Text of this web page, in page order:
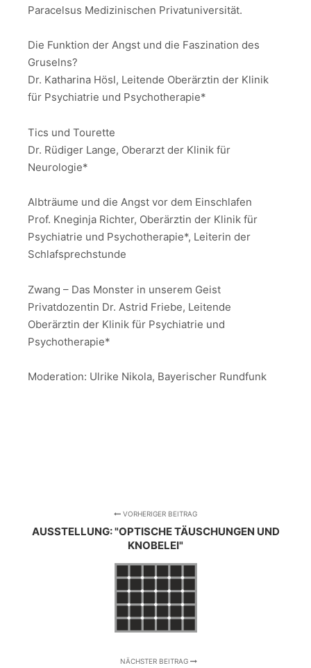
Paracelsus Medizinischen Privatuniversität.
Die Funktion der Angst und die Faszination des
Gruselns?
Dr. Katharina Hösl, Leitende Oberärztin der Klinik
für Psychiatrie und Psychotherapie*
Tics und Tourette
Dr. Rüdiger Lange, Oberarzt der Klinik für
Neurologie*
Albträume und die Angst vor dem Einschlafen
Prof. Kneginja Richter, Oberärztin der Klinik für
Psychiatrie und Psychotherapie*, Leiterin der
Schlafsprechstunde
Zwang – Das Monster in unserem Geist
Privatdozentin Dr. Astrid Friebe, Leitende
Oberärztin der Klinik für Psychiatrie und
Psychotherapie*
Moderation: Ulrike Nikola, Bayerischer Rundfunk
VORHERIGER BEITRAG
AUSSTELLUNG: "OPTISCHE TÄUSCHUNGEN UND
KNOBELEI"
NÄCHSTER BEITRAG